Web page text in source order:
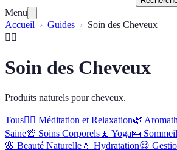
Menu
Accueil
Guides
Soin des Cheveux
💇‍♀️
Soin des Cheveux
Produits naturels pour cheveux.
Tous🧘‍♀️ Méditation et Relaxation🌿
Saine🛀 Soins Corporels🧘 Yoga🛌 Sommeil
🌸 Beauté Naturelle 💧 Hydratation😌